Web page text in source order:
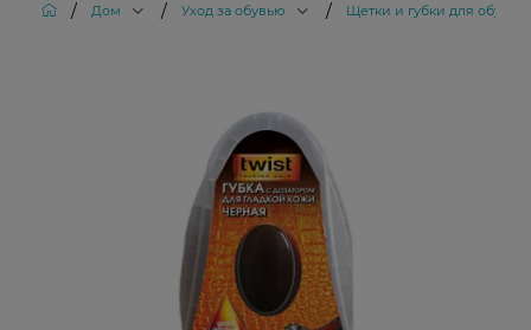
/ Дом / Уход за обувью / Щетки и губки для обуви